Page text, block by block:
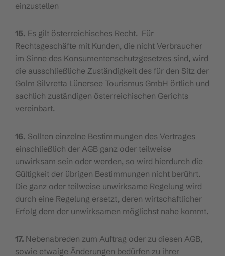
einzustellen
15. Es gilt österreichisches Recht. Für
Rechtsgeschäfte mit Kunden, die nicht Verbraucher
im Sinne des Konsumentenschutzgesetzes sind, wird
die ausschließliche Zuständigkeit des für den Sitz der
Golm Silvretta Lünersee Tourismus GmbH örtlich und
sachlich zuständigen österreichischen Gerichts
vereinbart.
16. Sollten einzelne Bestimmungen des Vertrages
einschließlich der AGB ganz oder teilweise
unwirksam sein oder werden, so wird hierdurch die
Gültigkeit der übrigen Bestimmungen nicht berührt.
Die ganz oder teilweise unwirksame Regelung wird
durch eine Regelung ersetzt, deren wirtschaftlicher
Erfolg dem der unwirksamen möglichst nahe kommt.
17. Nebenabreden zum Auftrag oder zu diesen AGB,
sowie etwaige Änderungen bedürfen zu ihrer